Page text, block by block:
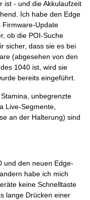
ist - und die Akkulaufzeit
Ich habe den Edge
Firmware-Update
ob die POI-Suche
sicher, dass sie es bei
(abgesehen von den
1040 ist, wird sie
bereits eingeführt.
unbegrenzte
Live-Segmente,
an der Halterung) sind
und den neuen Edge-
habe ich mich
keine Schnelltaste
lange Drücken einer